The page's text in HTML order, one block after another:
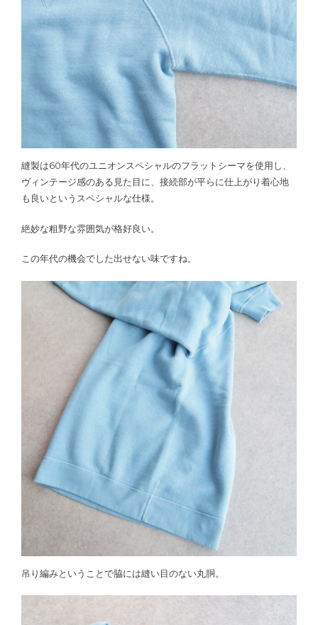
縫製は60年代のユニオンスペシャルのフラットシーマを使用し、
ヴィンテージ感のある見た目に、接続部が平らに仕上がり着心地
も良いというスペシャルな仕様。
絶妙な粗野な雰囲気が格好良い。
この年代の機会でした出せない味ですね。
吊り編みということで脇には縫い目のない丸胴。